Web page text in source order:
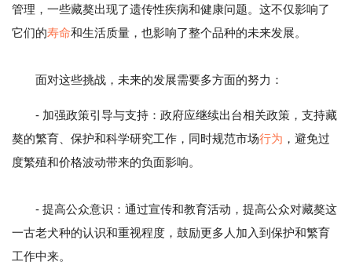
管理，一些藏獒出现了遗传性疾病和健康问题。这不仅影响了
它们的寿命和生活质量，也影响了整个品种的未来发展。
面对这些挑战，未来的发展需要多方面的努力：
- 加强政策引导与支持：政府应继续出台相关政策，支持藏
獒的繁育、保护和科学研究工作，同时规范市场行为 ，避免过
度繁殖和价格波动带来的负面影响。
- 提高公众意识：通过宣传和教育活动，提高公众对藏獒这
一古老犬种的认识和重视程度，鼓励更多人加入到保护和繁育
工作中来。